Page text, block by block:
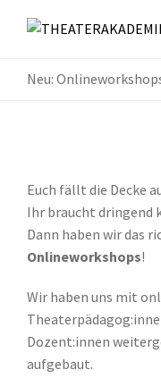
Neu:
Euch fällt die Decke
Ihr braucht dringend
Dann haben wir das
Onlineworkshops!
Wir haben uns mit
Dozent:innen
aufgebaut.